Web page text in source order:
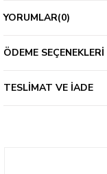
YORUMLAR(0)
ÖDEME SEÇENEKLERI
TESLIMAT VE İADE